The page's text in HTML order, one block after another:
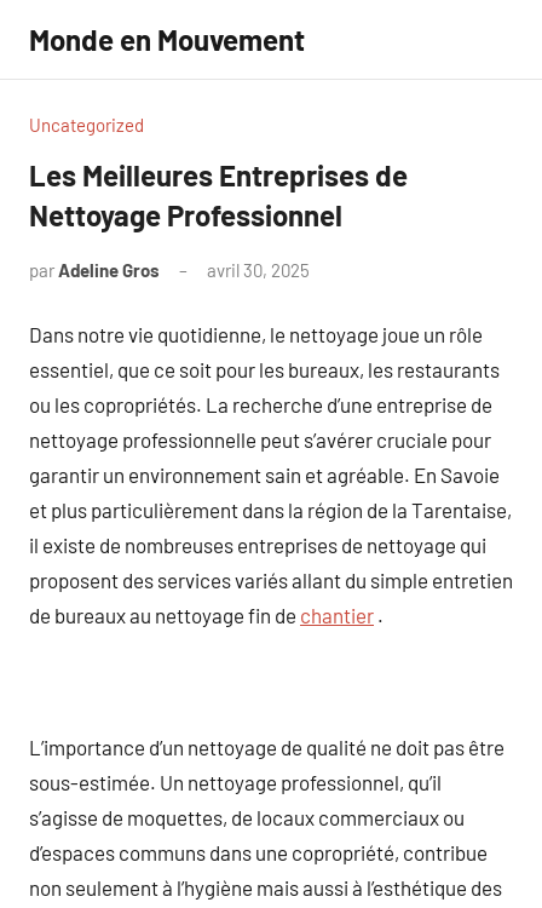
contenu
Monde en Mouvement
Uncategorized
Les Meilleures Entreprises de
Nettoyage Professionnel
parAdeline Gros avril 30, 2025
Dans notre vie quotidienne, le nettoyage joue un rôle
essentiel, que ce soit pour les bureaux, les restaurants
ou les copropriétés. La recherche d’une entreprise de
nettoyage professionnelle peut s’avérer cruciale pour
garantir un environnement sain et agréable. En Savoie
et plus particulièrement dans la région de la Tarentaise,
il existe de nombreuses entreprises de nettoyage qui
proposent des services variés allant du simple entretien
de bureaux au nettoyage fin de chantier .
L’importance d’un nettoyage de qualité ne doit pas être
sous-estimée. Un nettoyage professionnel, qu’il
s’agisse de moquettes, de locaux commerciaux ou
d’espaces communs dans une copropriété, contribue
non seulement à l’hygiène mais aussi à l’esthétique des